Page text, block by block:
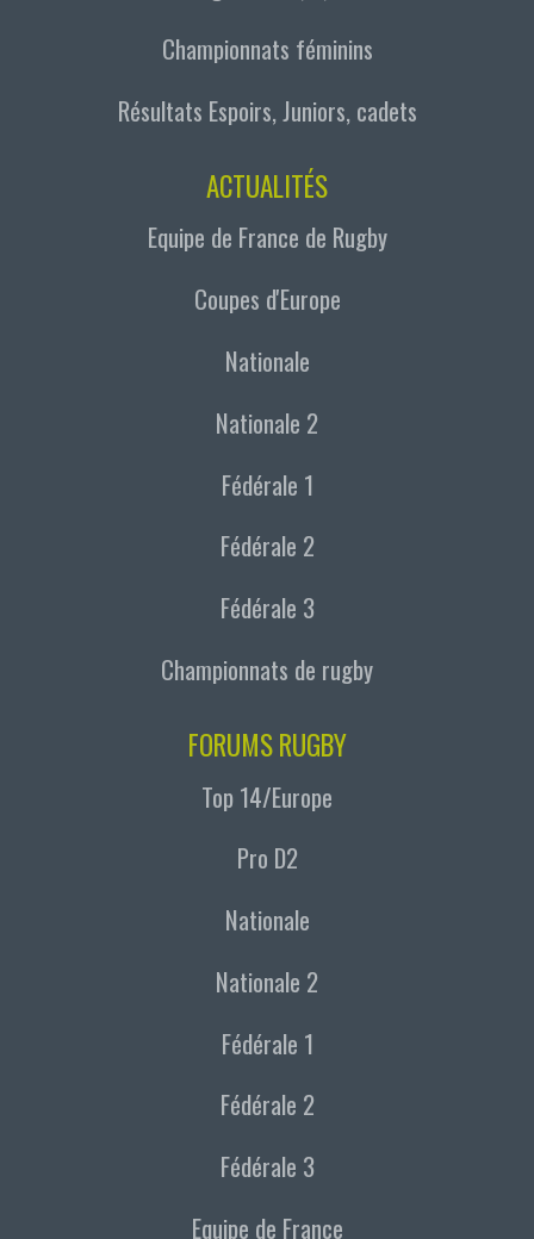
Championnats féminins
Résultats Espoirs, Juniors, cadets
ACTUALITÉS
Equipe de France de Rugby
Coupes d'Europe
Nationale
Nationale 2
Fédérale 1
Fédérale 2
Fédérale 3
Championnats de rugby
FORUMS RUGBY
Top 14/Europe
Pro D2
Nationale
Nationale 2
Fédérale 1
Fédérale 2
Fédérale 3
Equipe de France